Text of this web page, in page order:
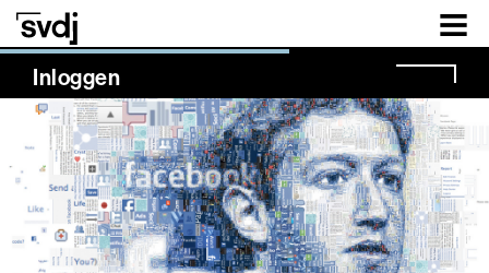
Naar hoofdinhoud
Inloggen
NaN%